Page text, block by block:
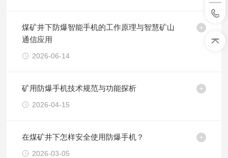
煤矿井下防爆智能手机的工作原理与智慧矿山
通信应用
2026-06-14
矿用防爆手机技术规范与功能探析
2026-04-15
在煤矿井下怎样安全使用防爆手机？
2026-03-05